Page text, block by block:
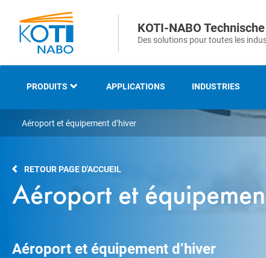
KOTI-NABO
Des solutions pour toutes les
PRODUITS
BROSSES INDUSTRIELLES
BROSSES STRIPS ET
BROSSES DE VOIRIE
APPLICATIONS INDUSTRIES
Aéroport et équipement d’hiver
RETOUR PAGE D'ACCUEIL
Aéroport et
Aéroport et équipement d’hiver